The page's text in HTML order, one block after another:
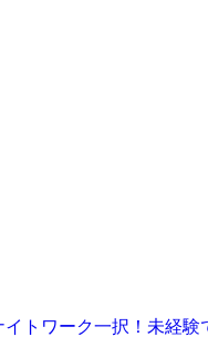
トワーク一択！未経